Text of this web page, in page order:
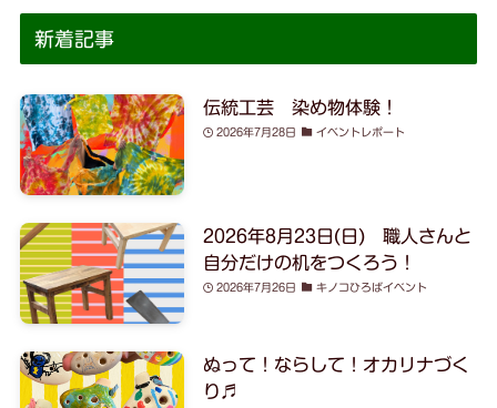
新着記事
伝統工芸 染め物体験！
2026年7月28日 イベントレポート
2026年8月23日(日) 職人さんと
自分だけの机をつくろう！
2026年7月26日 キノコひろばイベント
ぬって！ならして！オカリナづく
り♬